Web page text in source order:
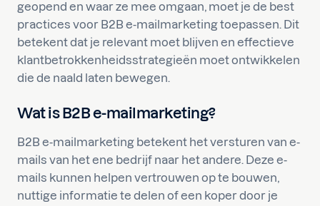
geopend en waar ze mee omgaan, moet je de best
practices voor B2B e-mailmarketing toepassen. Dit
betekent dat je relevant moet blijven en effectieve
klantbetrokkenheidsstrategieën moet ontwikkelen
die de naald laten bewegen.
Wat is B2B e-mailmarketing?
B2B e-mailmarketing betekent het versturen van e-
mails van het ene bedrijf naar het andere. Deze e-
mails kunnen helpen vertrouwen op te bouwen,
nuttige informatie te delen of een koper door je